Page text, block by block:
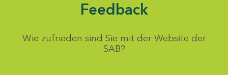
Feedback
Wie zufrieden sind Sie mit der Website der
SAB?